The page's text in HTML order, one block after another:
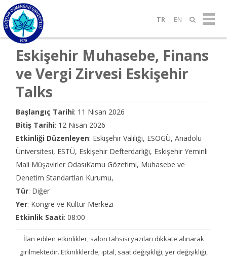
TR EN
Eskişehir Muhasebe, Finans
ve Vergi Zirvesi Eskişehir
Talks
Başlangıç Tarihi: 11 Nisan 2026
Bitiş Tarihi: 12 Nisan 2026
Etkinliği Düzenleyen: Eskişehir Valiliği, ESOGÜ, Anadolu
Üniversitesi, ESTÜ, Eskişehir Defterdarlığı, Eskişehir Yeminli
Mali Müşavirler OdasıKamu Gözetimi, Muhasebe ve
Denetim Standartları Kurumu,
Tür: Diğer
Yer: Kongre ve Kültür Merkezi
Etkinlik Saati: 08:00
İlan edilen etkinlikler, salon tahsisi yazıları dikkate alınarak
girilmektedir. Etkinliklerde; iptal, saat değişikliği, yer değişikliği,